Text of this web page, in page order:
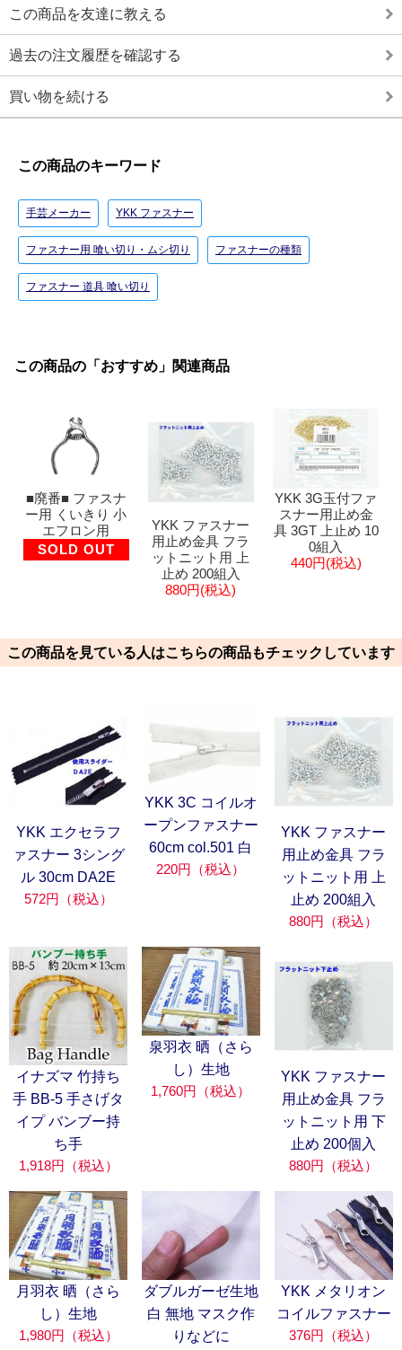
この商品を友達に教える
過去の注文履歴を確認する
買い物を続ける
この商品のキーワード
手芸メーカー YKK ファスナー
ファスナー用 喰い切り・ムシ切り ファスナーの種類
ファスナー 道具 喰い切り
この商品の「おすすめ」関連商品
■廃番■ ファスナ
ー用 くいきり 小
エフロン用
SOLD OUT
YKK ファスナー
用止め金具 フラ
ットニット用 上
止め 200組入
880円(税込)
YKK 3G玉付ファ
スナー用止め金
具 3GT 上止め 10
0組入
440円(税込)
この商品を見ている人はこちらの商品もチェックしています
YKK エクセラフ
ァスナー 3シング
ル 30cm DA2E
572円（税込）
YKK 3C コイルオ
ープンファスナー
60cm col.501 白
220円（税込）
YKK ファスナー
用止め金具 フラ
ットニット用 上
止め 200組入
880円（税込）
イナズマ 竹持ち
手 BB-5 手さげタ
イプ バンブー持
ち手
1,918円（税込）
泉羽衣 晒（さら
し）生地
1,760円（税込）
YKK ファスナー
用止め金具 フラ
ットニット用 下
止め 200個入
880円（税込）
月羽衣 晒（さら
し）生地
1,980円（税込）
ダブルガーゼ生地
白 無地 マスク作
りなどに
YKK メタリオン
コイルファスナー
376円（税込）